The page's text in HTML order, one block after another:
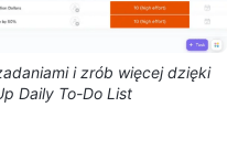
i zrób więcej dzięki
Daily To-Do List